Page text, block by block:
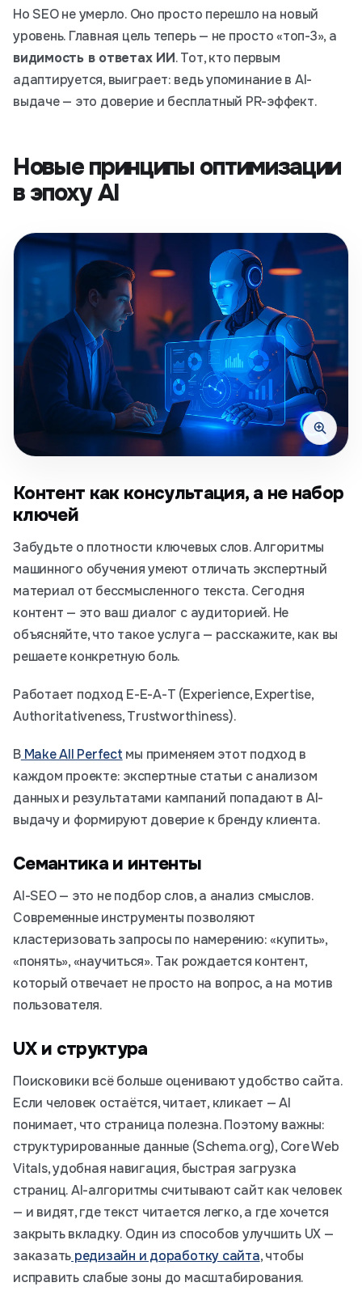
Но SEO не умерло. Оно просто перешло на новый
уровень. Главная цель теперь — не просто «топ-3», а
видимость в ответах ИИ. Тот, кто первым
адаптируется, выиграет: ведь упоминание в AI-
выдаче — это доверие и бесплатный PR-эффект.
Новые принципы оптимизации
в эпоху AI
Контент как консультация, а не набор
ключей
Забудьте о плотности ключевых слов. Алгоритмы
машинного обучения умеют отличать экспертный
материал от бессмысленного текста. Сегодня
контент — это ваш диалог с аудиторией. Не
объясняйте, что такое услуга — расскажите, как вы
решаете конкретную боль.
Работает подход E-E-A-T (Experience, Expertise,
Authoritativeness, Trustworthiness).
ВMake All Perfect мы применяем этот подход в
каждом проекте: экспертные статьи с анализом
данных и результатами кампаний попадают в AI-
выдачу и формируют доверие к бренду клиента.
Семантика и интенты
AI-SEO — это не подбор слов, а анализ смыслов.
Современные инструменты позволяют
кластеризовать запросы по намерению: «купить»,
«понять», «научиться». Так рождается контент,
который отвечает не просто на вопрос, а на мотив
пользователя.
UX и структура
Поисковики всё больше оценивают удобство сайта.
Если человек остаётся, читает, кликает — AI
понимает, что страница полезна. Поэтому важны:
структурированные данные (Schema.org), Core Web
Vitals, удобная навигация, быстрая загрузка
страниц. AI-алгоритмы считывают сайт как человек
— и видят, где текст читается легко, а где хочется
закрыть вкладку. Один из способов улучшить UX —
заказать редизайн и доработку сайта, чтобы
исправить слабые зоны до масштабирования.